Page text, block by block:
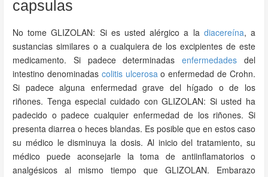
capsulas
No tome GLIZOLAN: Si es usted alérgico a la diacereína, a
sustancias similares o a cualquiera de los excipientes de este
medicamento. Si padece determinadasenfermedades del
intestino denominadas colitis ulcerosao enfermedad de Crohn.
Si padece alguna enfermedad grave del hígado o de los
riñones. Tenga especial cuidado con GLIZOLAN: Si usted ha
padecido o padece cualquier enfermedad de los riñones. Si
presenta diarrea o heces blandas. Es posible que en estos caso
su médico le disminuya la dosis. Al inicio del tratamiento, su
médico puede aconsejarle la toma de antiinflamatorios o
analgésicos al mismo tiempo que GLIZOLAN. Embarazo